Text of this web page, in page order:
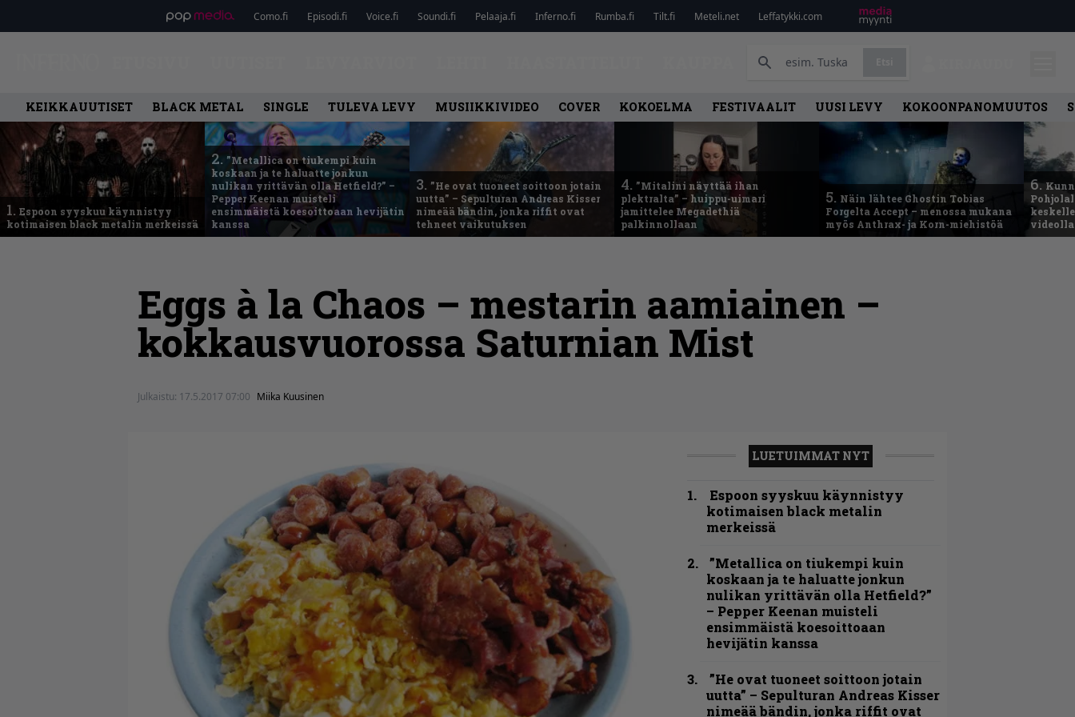
Como.fi Episodi.fi Voice.fi Soundi.fi Pelaaja.fi Inferno.fi Rumba.fi Tilt.fi Meteli.net Leffatykki.com
KEIKKAUUTISET BLACK METAL SINGLE TULEVA LEVY MUSIIKKIVIDEO COVER KOKOELMA FESTIVAALIT UUSI LEVY KOKOONPANOMUUTOS
1. Espoon syyskuu käynnistyy
kotimaisen black metalin merkeissä
2. ”Metallica on tiukempi kuin
koskaan ja te haluatte jonkun
nulikan yrittävän olla Hetfield?” –
Pepper Keenan muisteli
ensimmäistä koesoittoaan hevijätin
kanssa
3. ”He ovat tuoneet soittoon jotain
uutta” – Sepulturan Andreas Kisser
nimeää bändin, jonka riffit ovat
tehneet vaikutuksen
4. ”Mitalini näyttää ihan
plektralta” – huippu-uimari
jamittelee Megadethiä
palkinnollaan
5. Näin lähtee Ghostin Tobias
Forgelta Accept – menossa mukana
myös Anthrax- ja Korn-miehistöä
6.
Eggs à la Chaos – mestarin aamiainen –
kokkausvuorossa Saturnian Mist
Julkaistu: 17.5.2017 07:00 Miika Kuusinen
LUETUIMMAT NYT
Espoon syyskuu käynnistyy
kotimaisen black metalin
merkeissä
”Metallica on tiukempi kuin
koskaan ja te haluatte jonkun
nulikan yrittävän olla Hetfield?”
– Pepper Keenan muisteli
ensimmäistä koesoittoaan
hevijätin kanssa
”He ovat tuoneet soittoon jotain
uutta” – Sepulturan Andreas Kisser
nimeää bändin, jonka riffit ovat